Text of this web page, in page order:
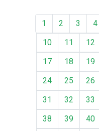
1 2 3 4
10
11 12
17
18 19
24
25 26
31
32 33
38
39 40